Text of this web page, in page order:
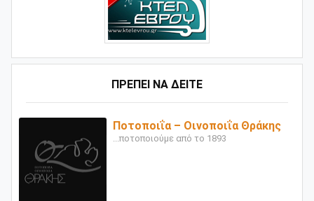
ΠΡΕΠΕΙ ΝΑ ΔΕΙΤΕ
Ποτοποιΐα – Οινοποιΐα Θράκης
...ποτοποιούμε από το 1893